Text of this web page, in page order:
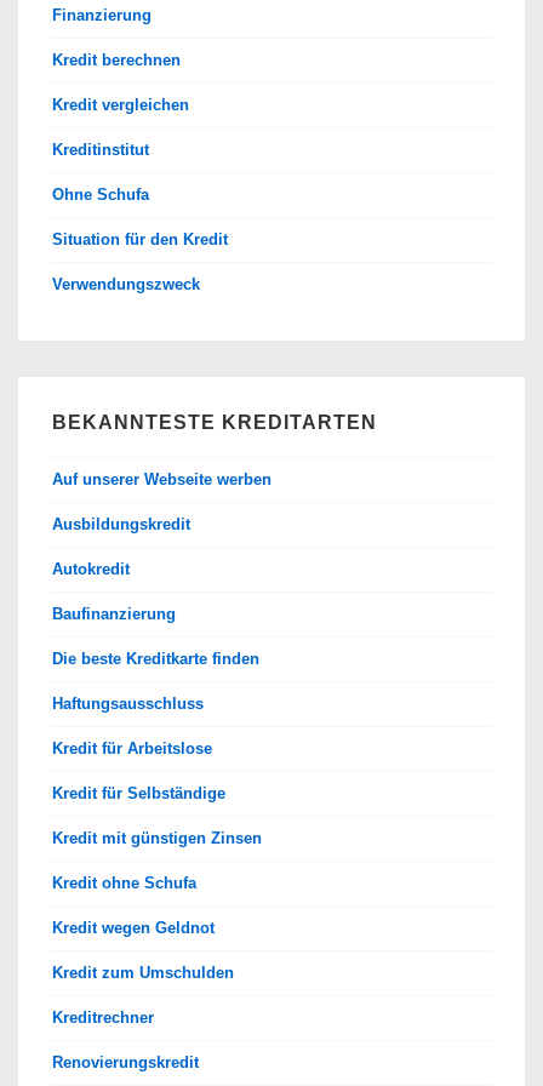
Finanzierung
Kredit berechnen
Kredit vergleichen
Kreditinstitut
Ohne Schufa
Situation für den Kredit
Verwendungszweck
BEKANNTESTE KREDITARTEN
Auf unserer Webseite werben
Ausbildungskredit
Autokredit
Baufinanzierung
Die beste Kreditkarte finden
Haftungsausschluss
Kredit für Arbeitslose
Kredit für Selbständige
Kredit mit günstigen Zinsen
Kredit ohne Schufa
Kredit wegen Geldnot
Kredit zum Umschulden
Kreditrechner
Renovierungskredit